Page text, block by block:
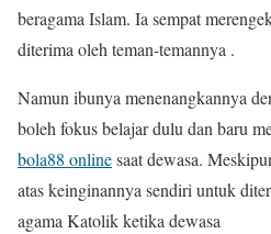
beragama Islam. Ia sempat
diterima oleh teman-temannya .
Namun ibunya menenangkannya
boleh fokus belajar dulu dan baru
bola88 onlinesaat dewasa.
atas keinginannya sendiri untuk
agama Katolik ketika dewasa